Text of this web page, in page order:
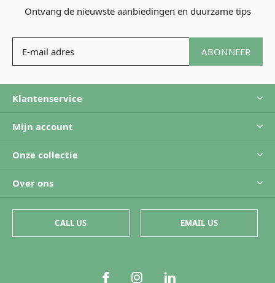
Ontvang de nieuwste aanbiedingen en duurzame tips
ABONNEER
Klantenservice
Mijn account
Onze collectie
Over ons
CALL US EMAIL US